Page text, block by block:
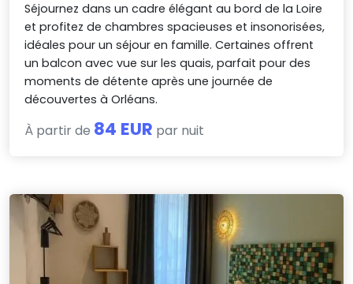
Séjournez dans un cadre élégant au bord de la Loire
et profitez de chambres spacieuses et insonorisées,
idéales pour un séjour en famille. Certaines offrent
un balcon avec vue sur les quais, parfait pour des
moments de détente après une journée de
découvertes à Orléans.
À partir de 84 EUR par nuit